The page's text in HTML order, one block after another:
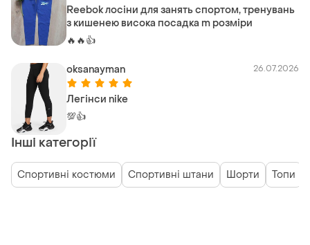
Reebok лосіни для занять спортом, тренувань
з кишенею висока посадка m розміри
🔥🔥👍
oksanayman 26.07.2026
Легінси nike
💯👍
Інші категорії
Спортивні костюми Спортивні штани Шорти Топи